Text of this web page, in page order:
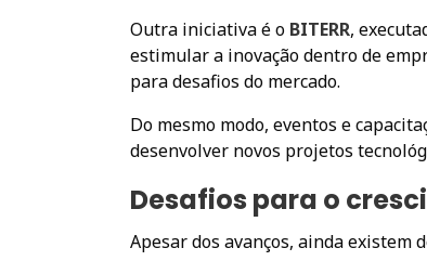
Outra iniciativa é o BITERR,
estimular a inovação dentro de
para desafios do mercado.
Do mesmo modo, eventos e
desenvolver novos projetos
Desafios para o
Apesar dos avanços, ainda existem